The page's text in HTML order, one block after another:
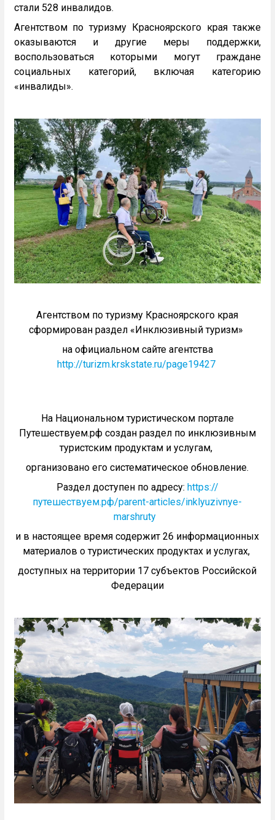
стали 528 инвалидов.
Агентством по туризму Красноярского края также
оказываются и другие меры поддержки,
воспользоваться которыми могут граждане
социальных категорий, включая категорию
«инвалиды».
Агентством по туризму Красноярского края
сформирован раздел «Инклюзивный туризм»
на официальном сайте агентства
http://turizm.krskstate.ru/page19427
На Национальном туристическом портале
Путешествуем.рф создан раздел по инклюзивным
туристским продуктам и услугам,
организовано его систематическое обновление.
Раздел доступен по адресу: https://
путешествуем.рф/parent-articles/inklyuzivnye-
marshruty
и в настоящее время содержит 26 информационных
материалов о туристических продуктах и услугах,
доступных на территории 17 субъектов Российской
Федерации